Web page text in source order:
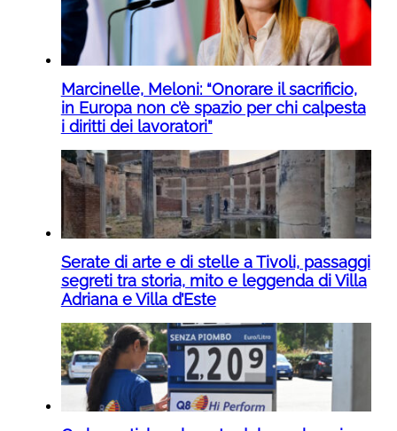
Marcinelle, Meloni: “Onorare il sacrificio,
in Europa non c’è spazio per chi calpesta
i diritti dei lavoratori”
Serate di arte e di stelle a Tivoli, passaggi
segreti tra storia, mito e leggenda di Villa
Adriana e Villa d’Este